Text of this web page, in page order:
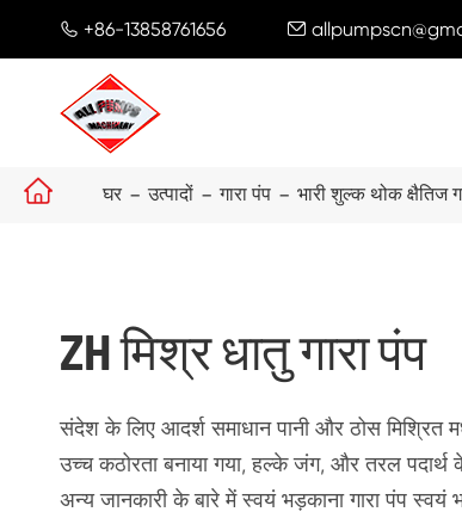
 +86-13858761656 
 घर उत्पादों गारा पंप भारी शुल्क थोक क्षैतिज
ZH मिश्र धातु गारा पंप
संदेश के लिए आदर्श समाधान पानी और ठोस मिश्रित
उच्च कठोरता बनाया गया, हल्के जंग, और तरल पदार्थ
अन्य जानकारी के बारे में स्वयं भड़काना गारा पंप स्वयं